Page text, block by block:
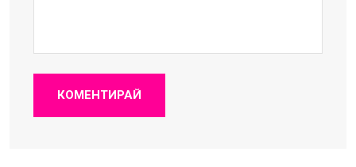
КОМЕНТИРАЙ